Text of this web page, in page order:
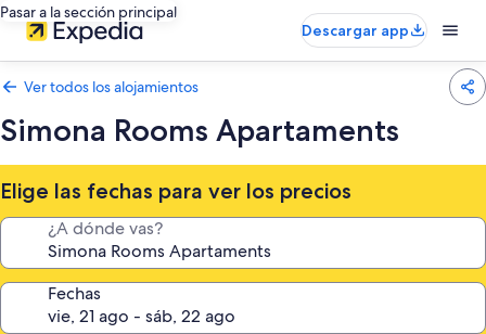
Pasar a la sección principal
Descargar app
Ver todos los alojamientos
Simona Rooms Apartaments
Elige las fechas para ver los precios
¿A dónde vas?
Fechas